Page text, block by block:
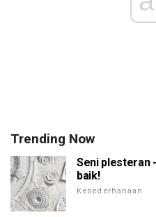
Trending Now
Seni plesteran
baik!
Kesederhanaan